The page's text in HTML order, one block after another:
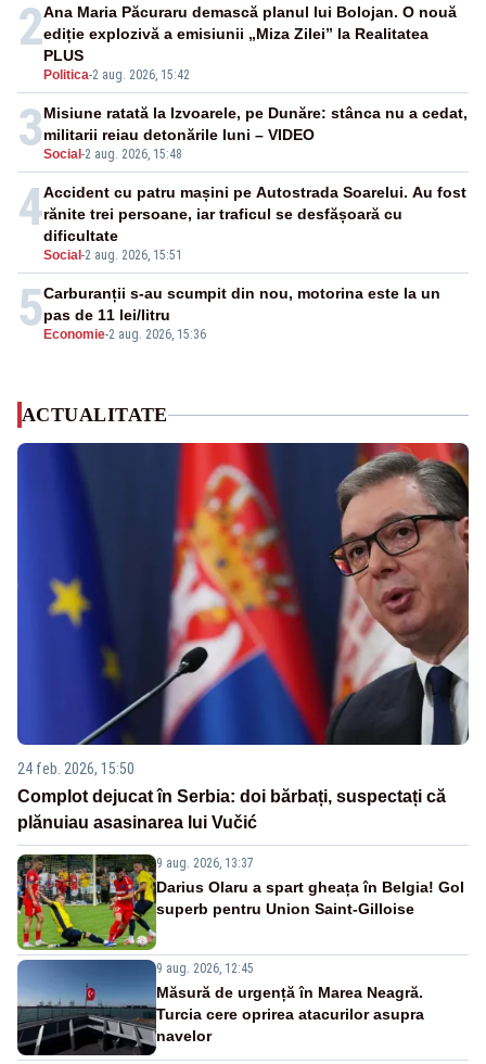
2
Politica-2 aug. 2026, 15:42
Ana Maria Păcuraru demască planul lui Bolojan. O nouă
ediție explozivă a emisiunii „Miza Zilei” la Realitatea
PLUS
3Social -2 aug. 2026, 15:48
Misiune ratată la Izvoarele, pe Dunăre: stânca nu a cedat,
militarii reiau detonările luni – VIDEO
4
Social -2 aug. 2026, 15:51
Accident cu patru mașini pe Autostrada Soarelui. Au fost
rănite trei persoane, iar traficul se desfășoară cu
dificultate
5 Economie-2 aug. 2026, 15:36
Carburanții s-au scumpit din nou, motorina este la un
pas de 11 lei/litru
ACTUALITATE
24 feb. 2026, 15:50
Complot dejucat în Serbia: doi bărbați, suspectați că
plănuiau asasinarea lui Vučić
9 aug. 2026, 13:37
Darius Olaru a spart gheața în Belgia! Gol
superb pentru Union Saint-Gilloise
9 aug. 2026, 12:45
Măsură de urgență în Marea Neagră.
Turcia cere oprirea atacurilor asupra
navelor